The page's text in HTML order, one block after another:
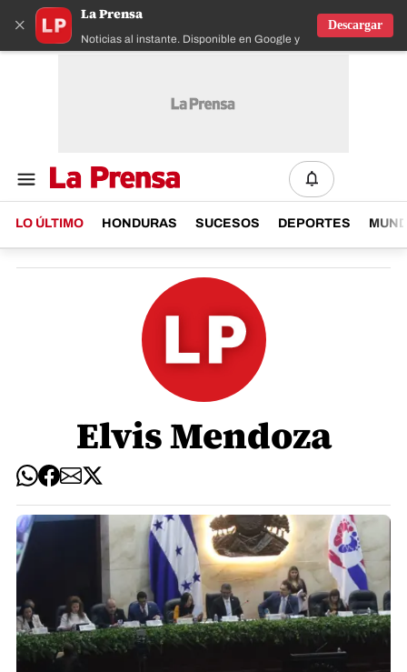
×
La Prensa
Noticias al instante. Disponible en Google y IOS
Descargar
LO ÚLTIMO HONDURAS SUCESOS DEPORTES
Elvis Mendoza